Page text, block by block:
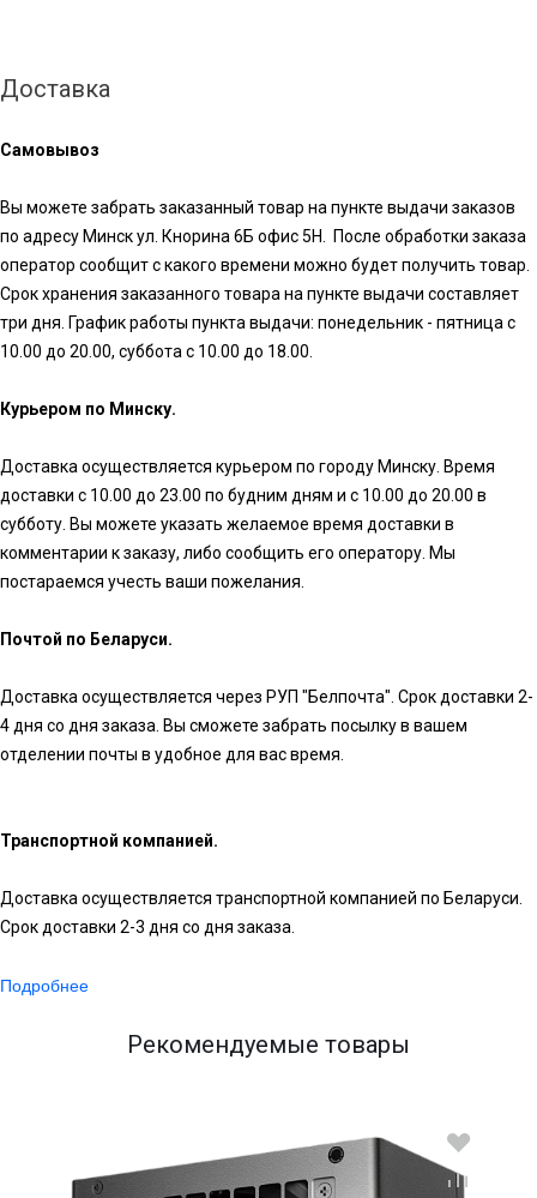
Доставка
Самовывоз
Вы можете забрать заказанный товар на пункте выдачи заказов
по адресу Минск ул. Кнорина 6Б офис 5Н. После обработки заказа
оператор сообщит с какого времени можно будет получить товар.
Срок хранения заказанного товара на пункте выдачи составляет
три дня. График работы пункта выдачи: понедельник - пятница с
10.00 до 20.00, суббота с 10.00 до 18.00.
Курьером по Минску.
Доставка осуществляется курьером по городу Минску. Время
доставки с 10.00 до 23.00 по будним дням и с 10.00 до 20.00 в
субботу. Вы можете указать желаемое время доставки в
комментарии к заказу, либо сообщить его оператору. Мы
постараемся учесть ваши пожелания.
Почтой по Беларуси.
Доставка осуществляется через РУП "Белпочта". Срок доставки 2-
4 дня со дня заказа. Вы сможете забрать посылку в вашем
отделении почты в удобное для вас время.
Транспортной компанией.
Доставка осуществляется транспортной компанией по Беларуси.
Срок доставки 2-3 дня со дня заказа.
Подробнее
Рекомендуемые товары